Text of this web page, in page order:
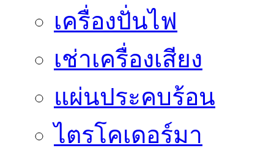
เครื่องปั่นไฟ
เช่าเครื่องเสียง
แผ่นประคบร้อน
ไตรโคเดอร์มา